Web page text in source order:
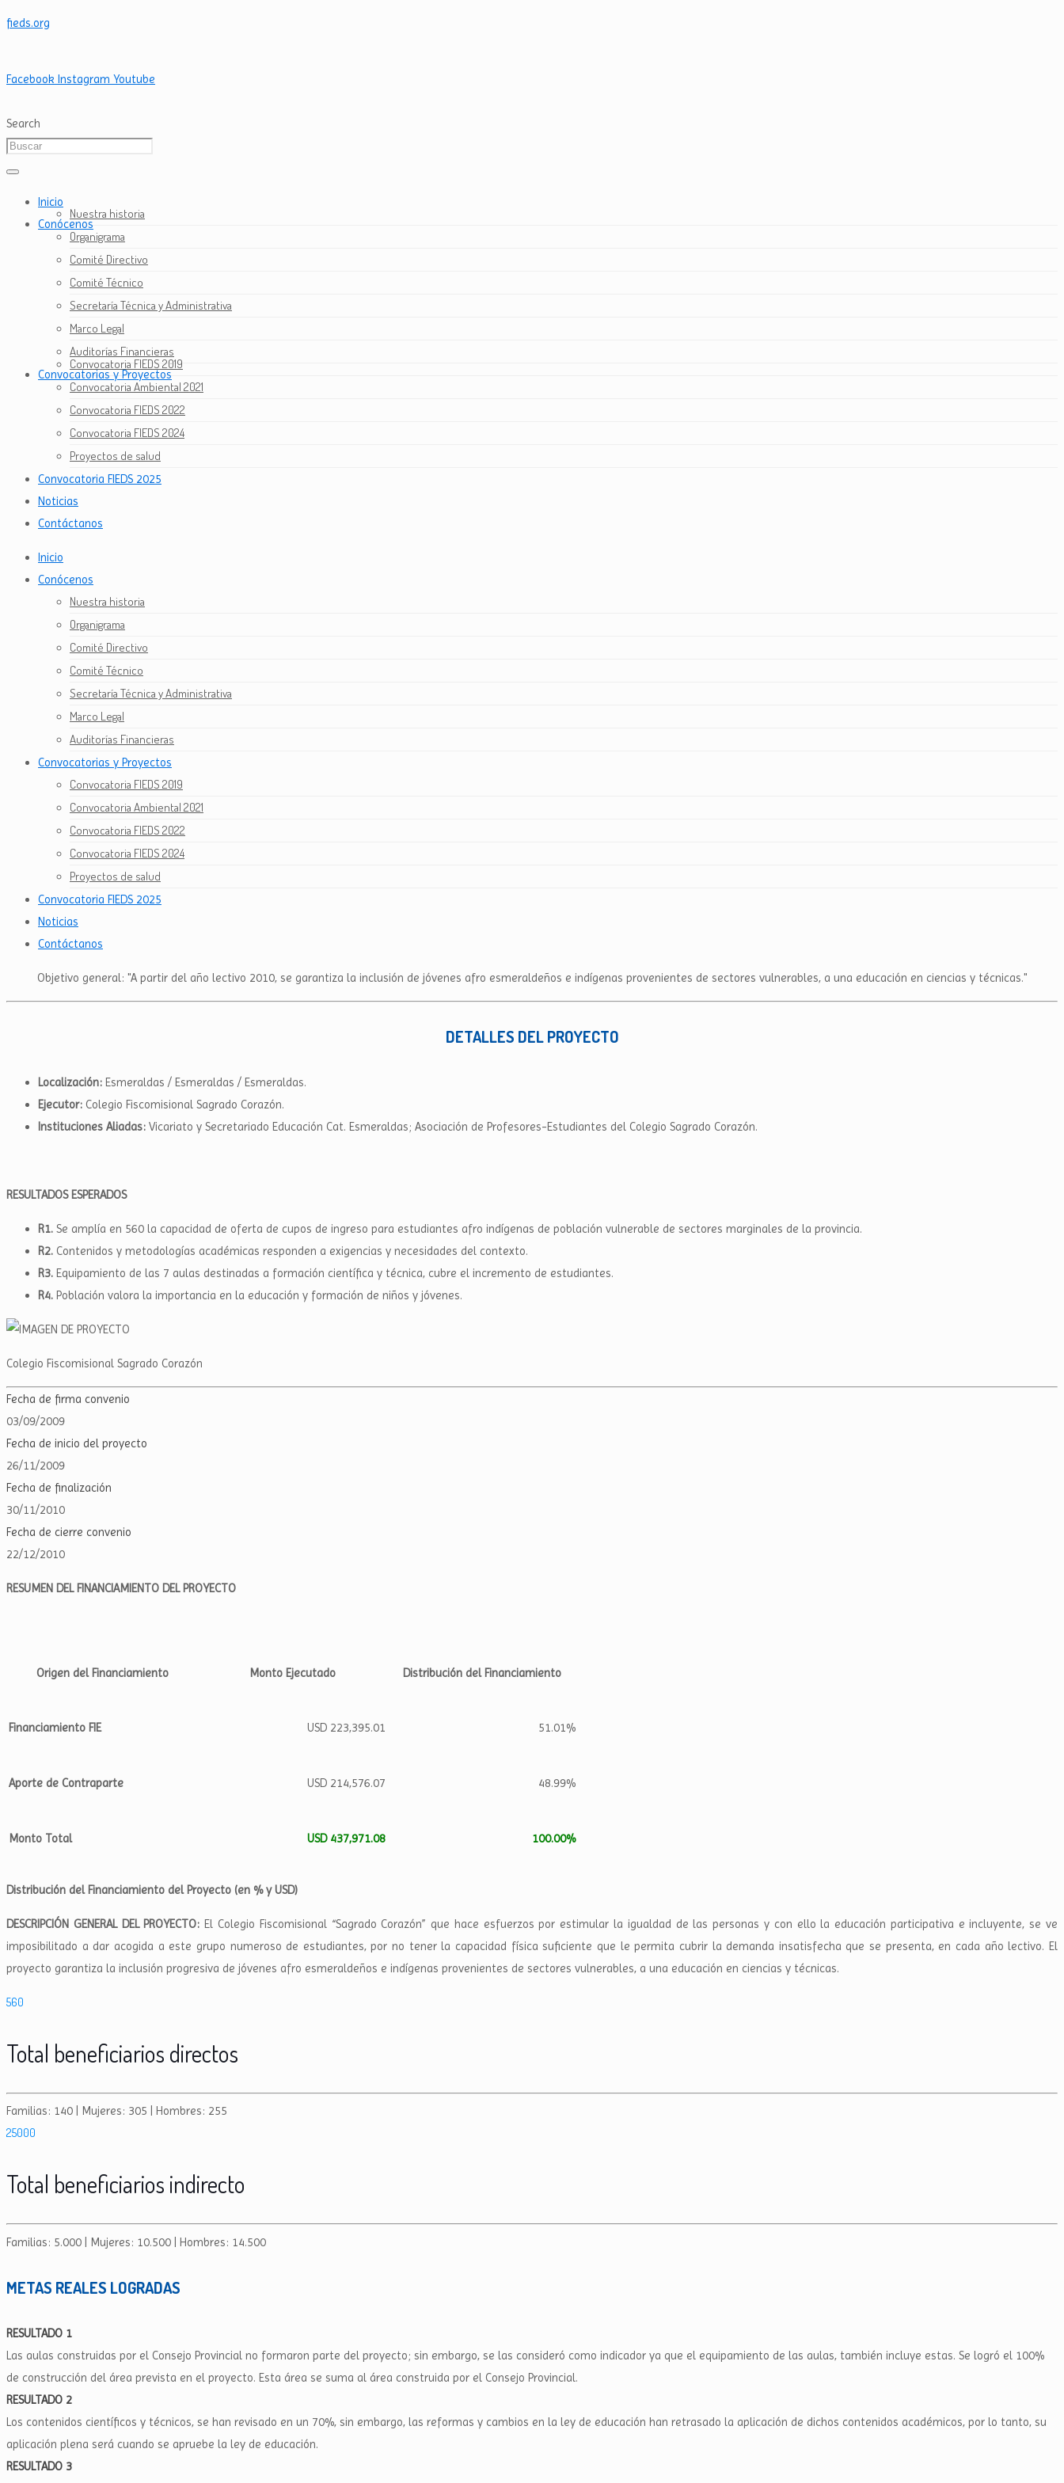
fieds.org
Facebook Instagram Youtube
Search
Inicio
Conócenos
Nuestra historia
Organigrama
Comité Directivo
Comité Técnico
Secretaría Técnica y Administrativa
Marco Legal
Auditorías Financieras
Convocatorias y Proyectos
Convocatoria FIEDS 2019
Convocatoria Ambiental 2021
Convocatoria FIEDS 2022
Convocatoria FIEDS 2024
Proyectos de salud
Convocatoria FIEDS 2025
Noticias
Contáctanos
Inicio
Conócenos
Nuestra historia
Organigrama
Comité Directivo
Comité Técnico
Secretaría Técnica y Administrativa
Marco Legal
Auditorías Financieras
Convocatorias y Proyectos
Convocatoria FIEDS 2019
Convocatoria Ambiental 2021
Convocatoria FIEDS 2022
Convocatoria FIEDS 2024
Proyectos de salud
Convocatoria FIEDS 2025
Noticias
Contáctanos
Objetivo general: "A partir del año lectivo 2010, se garantiza la inclusión de jóvenes afro esmeraldeños e indígenas provenientes de sectores vulnerables, a una educación en ciencias y técnicas."
DETALLES DEL PROYECTO
Localización: Esmeraldas / Esmeraldas / Esmeraldas.
Ejecutor: Colegio Fiscomisional Sagrado Corazón.
Instituciones Aliadas: Vicariato y Secretariado Educación Cat. Esmeraldas; Asociación de Profesores-Estudiantes del Colegio Sagrado Corazón.
RESULTADOS ESPERADOS
R1. Se amplía en 560 la capacidad de oferta de cupos de ingreso para estudiantes afro indígenas de población vulnerable de sectores marginales de la provincia.
R2. Contenidos y metodologías académicas responden a exigencias y necesidades del contexto.
R3. Equipamiento de las 7 aulas destinadas a formación científica y técnica, cubre el incremento de estudiantes.
R4. Población valora la importancia en la educación y formación de niños y jóvenes.
Colegio Fiscomisional Sagrado Corazón
Fecha de firma convenio
03/09/2009
Fecha de inicio del proyecto
26/11/2009
Fecha de finalización
30/11/2010
Fecha de cierre convenio
22/12/2010
RESUMEN DEL FINANCIAMIENTO DEL PROYECTO
Origen del Financiamiento Monto Ejecutado Distribución del Financiamiento
Financiamiento FIE USD 223,395.01 51.01%
Aporte de Contraparte USD 214,576.07 48.99%
Monto Total USD 437,971.08 100.00%
Distribución del Financiamiento del Proyecto (en % y USD)
DESCRIPCIÓN GENERAL DEL PROYECTO:El Colegio Fiscomisional “Sagrado Corazón” que hace esfuerzos por estimular la igualdad de las personas y con ello la educación participativa e incluyente, se ve
imposibilitado a dar acogida a este grupo numeroso de estudiantes, por no tener la capacidad física suficiente que le permita cubrir la demanda insatisfecha que se presenta, en cada año lectivo. El
proyecto garantiza la inclusión progresiva de jóvenes afro esmeraldeños e indígenas provenientes de sectores vulnerables, a una educación en ciencias y técnicas.
560
Total beneficiarios directos
Familias: 140 | Mujeres: 305 | Hombres: 255
25000
Total beneficiarios indirecto
Familias: 5.000 | Mujeres: 10.500 | Hombres: 14.500
METAS REALES LOGRADAS
RESULTADO 1
Las aulas construidas por el Consejo Provincial no formaron parte del proyecto; sin embargo, se las consideró como indicador ya que el equipamiento de las aulas, también incluye estas. Se logró el 100%
de construcción del área prevista en el proyecto. Esta área se suma al área construida por el Consejo Provincial.
RESULTADO 2
Los contenidos científicos y técnicos, se han revisado en un 70%, sin embargo, las reformas y cambios en la ley de educación han retrasado la aplicación de dichos contenidos académicos, por lo tanto, su
aplicación plena será cuando se apruebe la ley de educación.
RESULTADO 3